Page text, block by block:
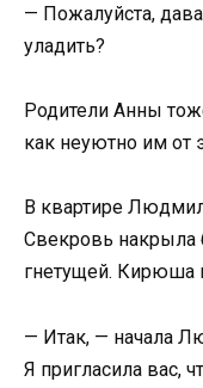
— Пожалуйста,
уладить?
Родители Анны
как неуютно им от
В квартире
Свекровь накрыла
гнетущей. Кирюша
— Итак, — начала
Я пригласила вас,